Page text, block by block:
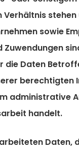
stehen
sowie
Zuwendungen
die Daten
berechtigten
administrative
handelt.
Daten,